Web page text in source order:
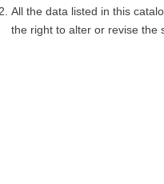
All the data listed in this
the right to alter or revise the